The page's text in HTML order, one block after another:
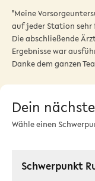
"Meine
auf jeder Station
Die abschließende
Ergebnisse war
Danke dem ganzen
Dein
Wähle einen
Schwerpunkt